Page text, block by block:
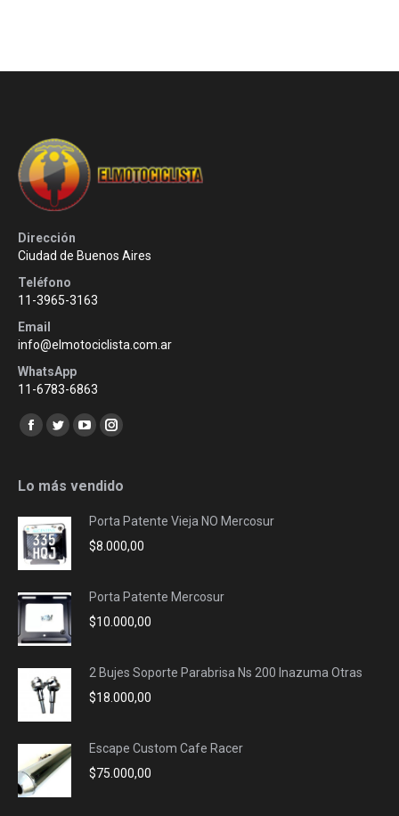
Dirección
Ciudad de Buenos Aires
Teléfono
11-3965-3163
Email
info@elmotociclista.com.ar
WhatsApp
11-6783-6863
Encuéntranos en:
Facebook
opens
new
window
Twitter
opens
new
window
YouTube
opens
new
window
Instagram
opens
new
window
Lo más vendido
Porta Patente Vieja NO Mercosur
$8.000,00
Porta Patente Mercosur
$10.000,00
2 Bujes Soporte Parabrisa Ns 200 Inazuma Otras
$18.000,00
Escape Custom Cafe Racer
$75.000,00